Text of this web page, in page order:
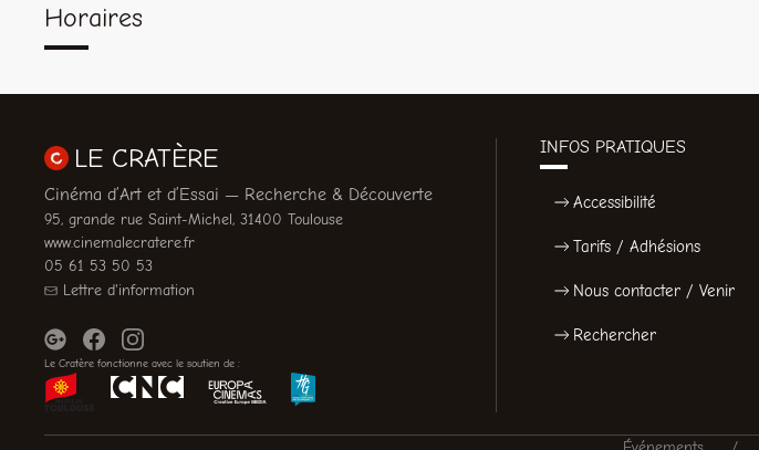
Horaires
LE CRATÈRE
Cinéma d’Art et d’Essai — Recherche & Découverte
95, grande rue Saint-Michel, 31400 Toulouse
www.cinemalecratere.fr
05 61 53 50 53
Lettre d'information
Le Cratère fonctionne avec le soutien de :
INFOS PRATIQUES
Accessibilité
Tarifs / Adhésions
Nous contacter / Venir
Rechercher